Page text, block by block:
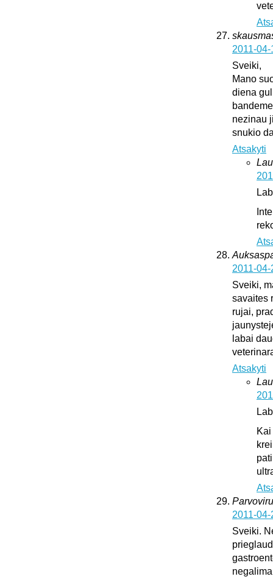
2011-
Sveiki,
Mano
diena
nezinau
snukio
Atsakyti
2011-
Sveiki,
savaites
rujai,
labai
Atsakyti
2011-
Sveiki.